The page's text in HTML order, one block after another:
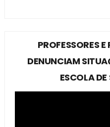
PROFESSORES
DENUNCIAM
ESCOLA